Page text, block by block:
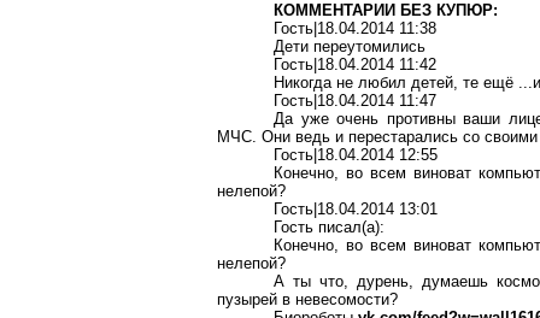
КОММЕНТАРИИ БЕЗ КУПЮР:
Гость|18.04.2014 11:38
Дети переутомились
Гость|18.04.2014 11:42
Никогда не любил детей, те ещё
Гость|18.04.2014 11:47
Да уже очень противны ваши
МЧС. Они ведь и перестарались со
Гость|18.04.2014 12:55
Конечно, во всем виноват
нелепой?
Гость|18.04.2014 13:01
Гость писал(a):
Конечно, во всем виноват
нелепой?
А ты что, дурень, думаешь
пузырей в невесомости?